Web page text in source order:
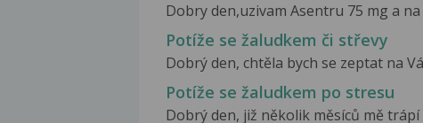
Dobry den,uzivam Asentru 75 mg a
Potíže se žaludkem či střevy
Dobrý den, chtěla bych se zeptat na
Potíže se žaludkem po stresu
Dobrý den, již několik měsíců mě